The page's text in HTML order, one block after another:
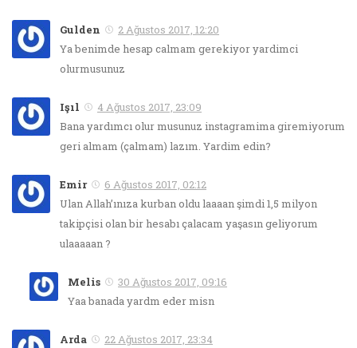
Gulden
2 Ağustos 2017, 12:20
Ya benimde hesap calmam gerekiyor yardimci
olurmusunuz
Işıl
4 Ağustos 2017, 23:09
Bana yardımcı olur musunuz instagramima giremiyorum
geri almam (çalmam) lazım. Yardim edin?
Emir
6 Ağustos 2017, 02:12
Ulan Allah’ınıza kurban oldu laaaan şimdi 1,5 milyon
takipçisi olan bir hesabı çalacam yaşasın geliyorum
ulaaaaan ?
Melis
30 Ağustos 2017, 09:16
Yaa banada yardm eder misn
Arda
22 Ağustos 2017, 23:34